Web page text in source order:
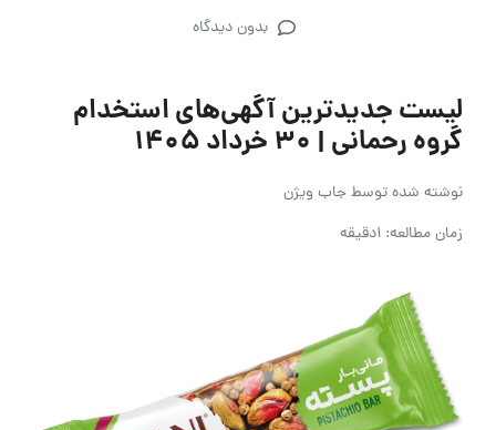
بدون دیدگاه
لیست جدیدترین آگهی‌های استخدام
گروه رحمانی | ۳۰ خرداد ۱۴۰۵
نوشته شده توسطجاب ویژن
زمان مطالعه: 1دقیقه